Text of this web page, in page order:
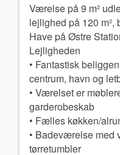
Værelse på 9 m²
lejlighed på 120
Have på Østre
Lejligheden
• Fantastisk
centrum, havn og
• Værelset er
garderobeskab
• Fælles køkken/
• Badeværelse med
tørretumbler